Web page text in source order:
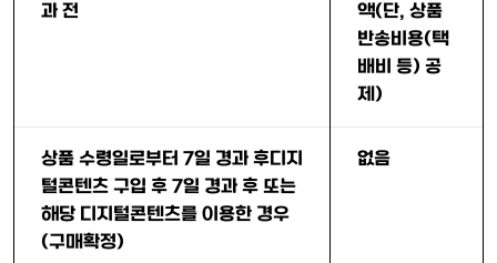
과 전
액(단, 상품
반송비용(택
배비 등) 공
제)
상품 수령일로부터 7일 경과 후디지
털콘텐츠 구입 후 7일 경과 후 또는
해당 디지털콘텐츠를 이용한 경우
(구매확정)
없음